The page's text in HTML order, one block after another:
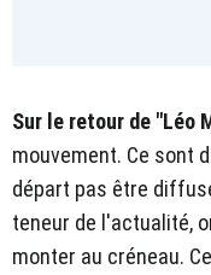
Sur le retour de "Léo
mouvement. Ce sont
départ pas être
teneur de l'actualité,
monter au créneau.